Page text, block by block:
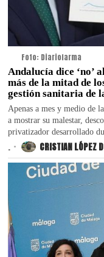
Foto: Diariofarma
Andalucía dice ‘no’
más de la mitad de
gestión sanitaria de
Apenas a mes y medio de
a mostrar su malestar,
privatizador desarrollado
. CRISTIAN LÓPEZ